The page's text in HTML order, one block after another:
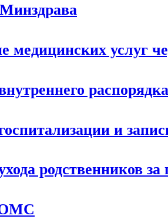
медицинских услуг
и
родственников
ОМС